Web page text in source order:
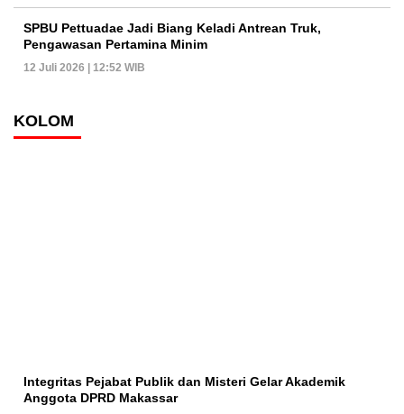
SPBU Pettuadae Jadi Biang Keladi Antrean Truk,
Pengawasan Pertamina Minim
12 Juli 2026 | 12:52 WIB
KOLOM
Integritas Pejabat Publik dan Misteri Gelar Akademik
Anggota DPRD Makassar